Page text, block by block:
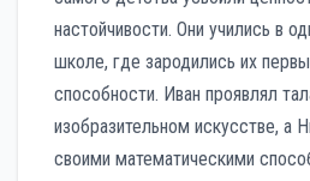
настойчивости. Они учились в
школе, где зародились их
способности. Иван проявлял
изобразительном искусстве, а
своими математическими